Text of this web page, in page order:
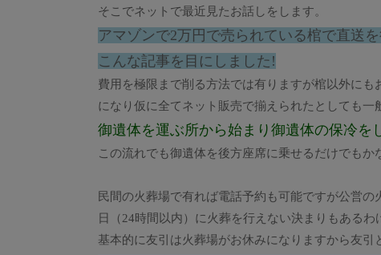
そこでネットで最近見たお話しをします。
アマゾンで2万円で売られている棺で直送を
こんな記事を目にしました!
費用を極限まで削る方法では有りますが棺以外に
になり仮に全てネット販売で揃えられたとしても一
御遺体を運ぶ所から始まり御遺体の保冷を
この流れでも御遺体を後方座席に乗せるだけでもか
民間の火葬場で有れば電話予約も可能ですが公営
日（24時間以内）に火葬を行えない決まりもある
基本的に友引は火葬場がお休みになりますから友引